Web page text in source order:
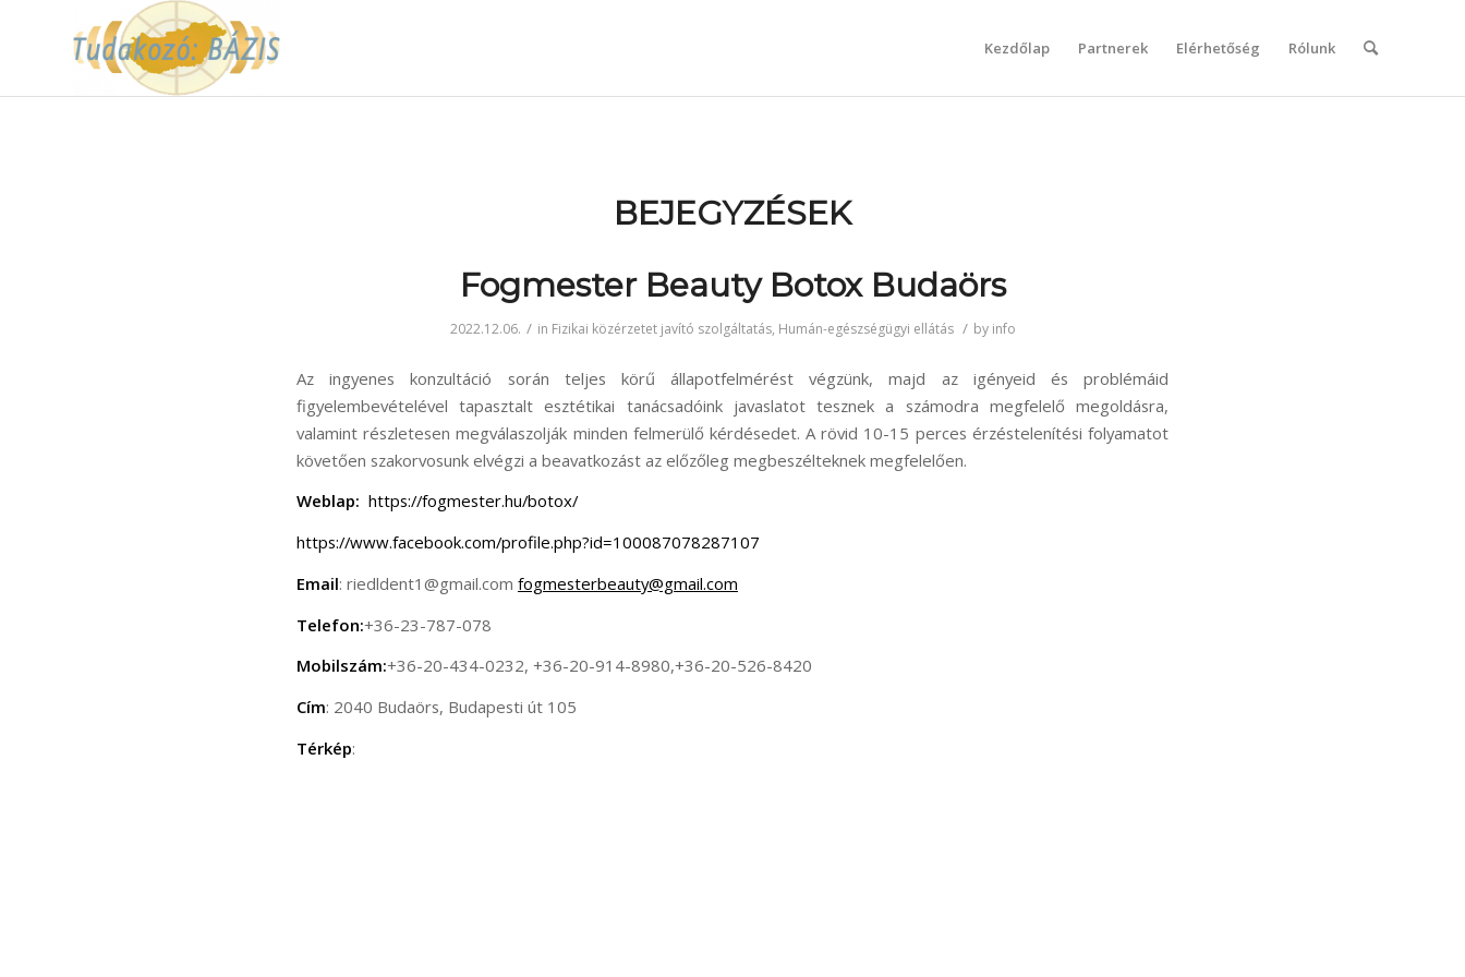
Kezdőlap Partnerek Elérhetőség Rólunk
BEJEGYZÉSEK
Fogmester Beauty Botox Budaörs
2022.12.06. / in Fizikai közérzetet javító szolgáltatás, Humán-egészségügyi ellátás / by info
Az ingyenes konzultáció során teljes körű állapotfelmérést végzünk, majd az igényeid és problémáid
figyelembevételével tapasztalt esztétikai tanácsadóink javaslatot tesznek a számodra megfelelő megoldásra,
valamint részletesen megválaszolják minden felmerülő kérdésedet. A rövid 10-15 perces érzéstelenítési folyamatot
követően szakorvosunk elvégzi a beavatkozást az előzőleg megbeszélteknek megfelelően.
Weblap: https://fogmester.hu/botox/
https://www.facebook.com/profile.php?id=100087078287107
Email: riedldent1@gmail.com fogmesterbeauty@gmail.com
Telefon:+36-23-787-078
Mobilszám:+36-20-434-0232, +36-20-914-8980,+36-20-526-8420
Cím: 2040 Budaörs, Budapesti út 105
Térkép: